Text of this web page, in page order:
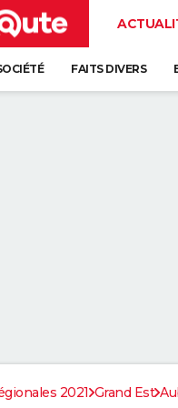
FAITS DIVERS
2021 Grand Est